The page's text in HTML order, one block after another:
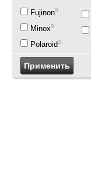
Fujinon9
Minox8
Polaroid2